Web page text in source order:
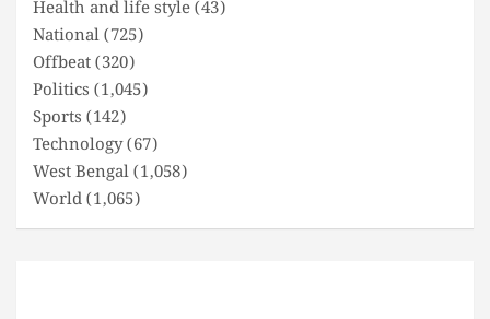
Health and life style(43)
National(725)
Offbeat(320)
Politics (1,045)
Sports (142)
Technology(67)
West Bengal(1,058)
World(1,065)